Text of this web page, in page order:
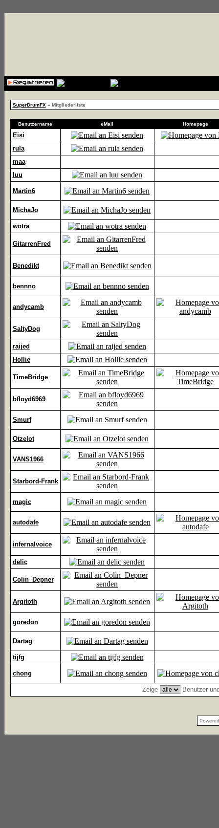
SuperDrumFX» Mitgliederliste
Benutzername eMail Homepage
Eisi
rula
maa
luu
Martin6
MichaJo
wotra
GitarrenFred
Benedikt
bennno
andycamb
SaltyDog
raijed
Hollie
TimeBridge
bfloyd6969
Smurf
Otzelot
VANS1966
Starbord-Frank
magic
autodafe
infernalvoice
delic
Colin_Depner
Argitoth
goredon
Dartag
tijfg
chong
Zeige Benutzer